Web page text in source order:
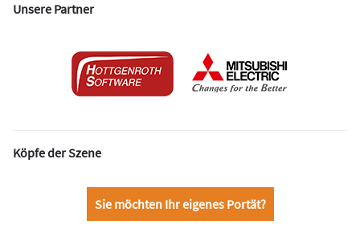
Unsere Partner
Köpfe der Szene
Sie möchten Ihr eigenes Portät?